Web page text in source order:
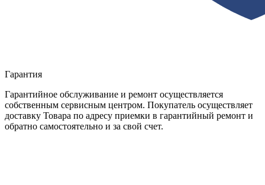
Гарантия
Гарантийное обслуживание и ремонт осуществляется
собственным сервисным центром. Покупатель осуществляет
доставку Товара по адресу приемки в гарантийный ремонт и
обратно самостоятельно и за свой счет.